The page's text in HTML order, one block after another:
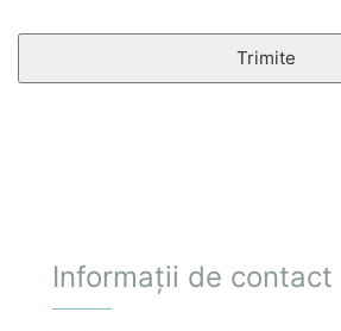
Trimite
Informații de contact